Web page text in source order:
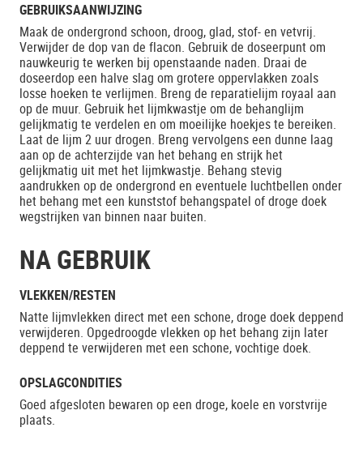
GEBRUIKSAANWIJZING
Maak de ondergrond schoon, droog, glad, stof- en vetvrij.
Verwijder de dop van de flacon. Gebruik de doseerpunt om
nauwkeurig te werken bij openstaande naden. Draai de
doseerdop een halve slag om grotere oppervlakken zoals
losse hoeken te verlijmen. Breng de reparatielijm royaal aan
op de muur. Gebruik het lijmkwastje om de behanglijm
gelijkmatig te verdelen en om moeilijke hoekjes te bereiken.
Laat de lijm 2 uur drogen. Breng vervolgens een dunne laag
aan op de achterzijde van het behang en strijk het
gelijkmatig uit met het lijmkwastje. Behang stevig
aandrukken op de ondergrond en eventuele luchtbellen onder
het behang met een kunststof behangspatel of droge doek
wegstrijken van binnen naar buiten.
NA GEBRUIK
VLEKKEN/RESTEN
Natte lijmvlekken direct met een schone, droge doek deppend
verwijderen. Opgedroogde vlekken op het behang zijn later
deppend te verwijderen met een schone, vochtige doek.
OPSLAGCONDITIES
Goed afgesloten bewaren op een droge, koele en vorstvrije
plaats.